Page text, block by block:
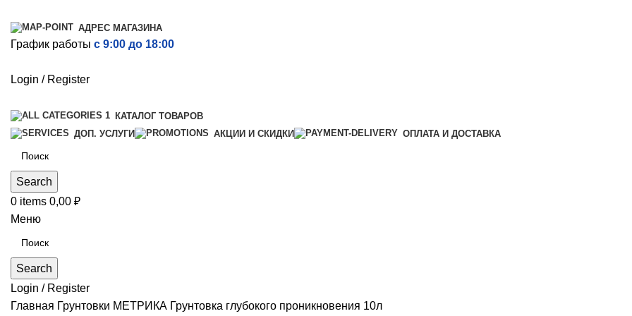
АДРЕС МАГАЗИНА
График работы с 9:00 до 18:00
Login / Register
КАТАЛОГ ТОВАРОВ
ДОП. УСЛУГИ
АКЦИИ И СКИДКИ ОПЛАТА И ДОСТАВКА
Search
0 items 0,00 ₽
Меню
Search
Login / Register
Главная Грунтовки МЕТРИКА Грунтовка глубокого проникновения 10л